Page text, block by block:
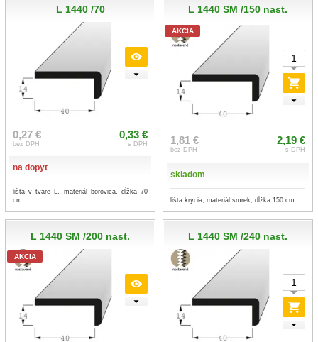
L 1440 /70
0,27 €
bez DPH
0,33 €
s DPH
na dopyt
lišta v tvare L, materiál borovica, dĺžka 70
cm
L 1440 SM /150 nast.
AKCIA
1,81 €
bez DPH
2,19 €
s DPH
skladom
lišta krycia, materiál smrek, dĺžka 150 cm
L 1440 SM /200 nast.
AKCIA
L 1440 SM /240 nast.